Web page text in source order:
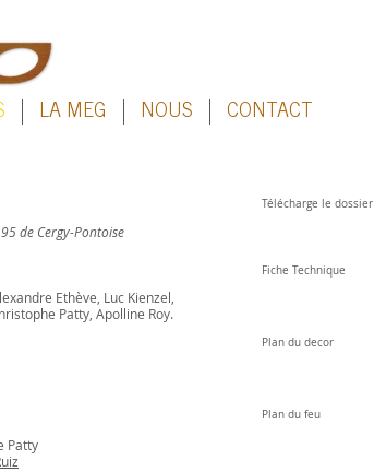
LA MEG NOUS CONTACT
de Cergy-Pontoise
Ethève, Luc Kienzel,
Patty, Apolline Roy.
Patty
Télécharge le dossier
Fiche Technique
Plan du decor
Plan du feu